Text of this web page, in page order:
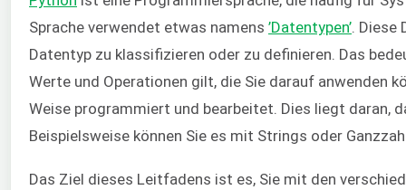
Sprache verwendet etwas namens ’Datentypen’ .
Datentyp zu klassifizieren oder zu definieren. Das
Werte und Operationen gilt, die Sie darauf anwenden
Weise programmiert und bearbeitet. Dies liegt daran,
Beispielsweise können Sie es mit Strings oder
Das Ziel dieses Leitfadens ist es, Sie mit den